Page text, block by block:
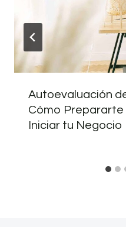
Autoevaluación
Cómo Prepararte
Iniciar tu Negocio